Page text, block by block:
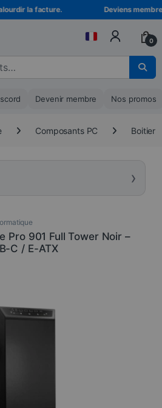
la facture. Deviens membre
0
Devenir membre Nos promos
Composants PC Boitier
›
Pro 901 Full Tower Noir –
C / E-ATX